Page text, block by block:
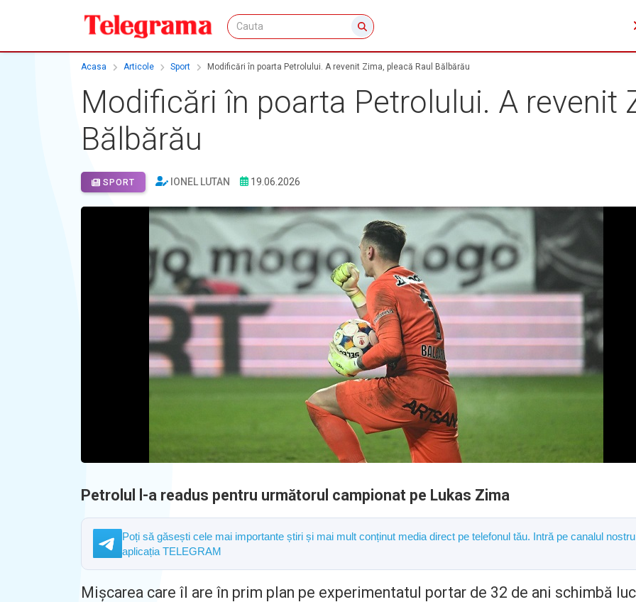
Acasa Articole Sport Modificări în poarta Petrolului. A revenit Zima, pleacă Raul Bălbărău
Modificări în poarta Petrolului. A revenit
Bălbărău
SPORT IONEL LUTAN 19.06.2026
Petrolul l-a readus pentru următorul campionat pe Lukas Zima
Poți să găsești cele mai importante știri și mai mult conținut media direct pe telefonul tău. Intră pe canalul
aplicația TELEGRAM
Mișcarea care îl are în prim plan pe experimentatul portar de 32 de ani schimbă